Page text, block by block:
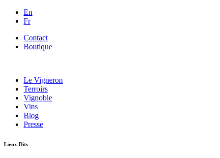
En
Fr
Contact
Boutique
Le Vigneron
Terroirs
Vignoble
Vins
Blog
Presse
Lieux Dits